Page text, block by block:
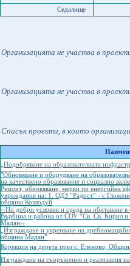
Седалище
Организацията не участва в
Организацията не участва в
Списък проекти, в които
„Подобряване на образователната
"Обновяване и оборудване на
на качествено образование и социално
Ремонт, обновяване, мерки по енергийна
увреждания на: 1. ОДЗ ”Радост” -
община Козлодуй
‹‹По добри условия и среда на обитаване
Върбина и района от СОУ “Св. Св. Кирил
Мадан››
„Изграждане и укрепване на
община Мадан”
Корекция на дерета през с. Еленово,
Изграждане на съоръжения и реализация